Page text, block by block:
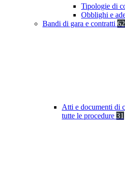
Tipologie di
Obblighi e
Bandi di gara e contratti
Atti e documenti di
tutte le procedure 31